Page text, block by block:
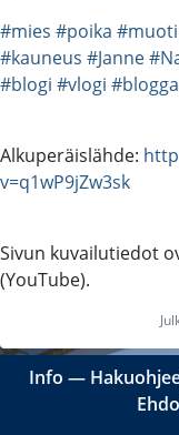
#mies #poika #muoti
#kauneus #Janne
#blogi #vlogi
Alkuperäislähde:
v=q1wP9jZw3sk
Sivun kuvailutiedot
(YouTube).
Info ―